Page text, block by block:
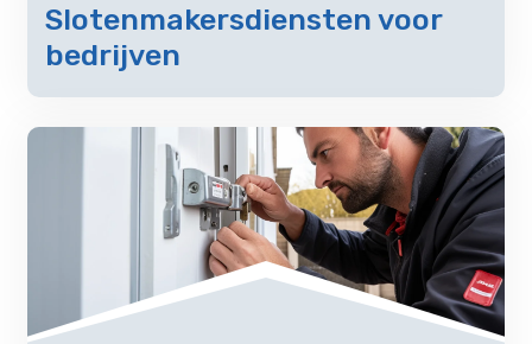
Slotenmakersdiensten voor
bedrijven